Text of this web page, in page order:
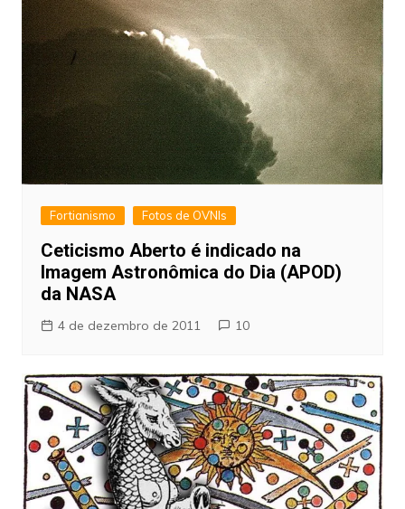
Fortianismo Fotos de OVNIs
Ceticismo Aberto é indicado na
Imagem Astronômica do Dia (APOD)
da NASA
4 de dezembro de 2011 10